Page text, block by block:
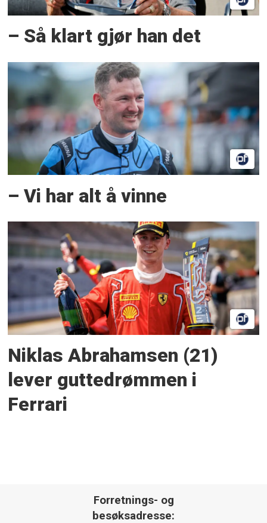
– Så klart gjør han det
– Vi har alt å vinne
Niklas Abrahamsen (21)
lever guttedrømmen i
Ferrari
Forretnings- og
besøksadresse: